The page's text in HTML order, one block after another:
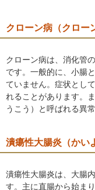
クローン病（クロー
クローン病は、消化管
です。一般的に、小腸
ていません。症状とし
れることがあります。
うこう）と呼ばれる異
潰瘍性大腸炎（かい
潰瘍性大腸炎は、大腸
す。主に直腸から始ま